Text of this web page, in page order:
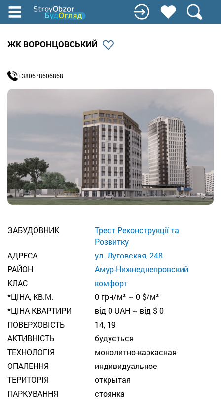
Перейти
до
вмісту
ЖК ВОРОНЦОВСЬКИЙ
+380678606868
ЗАБУДОВНИК
Трест Реконструкції та
Розвитку
АДРЕСА
ул. Луговская, 248
РАЙОН
Амур-Нижнеднепровский
КЛАС
комфорт
*ЦІНА, КВ.М.
0 грн/м² ~ 0 $/м²
*ЦІНА КВАРТИРИ
від 0 UAH ~ від $ 0
ПОВЕРХОВІСТЬ
14, 19
АКТИВНІСТЬ
будується
ТЕХНОЛОГІЯ
монолитно-каркасная
ОПАЛЕННЯ
индивидуальное
TЕРИТОРІЯ
открытая
ПАРКУВАННЯ
стоянка